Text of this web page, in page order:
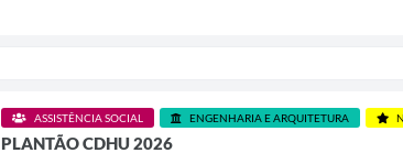
ASSISTÊNCIA SOCIAL ENGENHARIA E ARQUITETURA
PLANTÃO CDHU 2026